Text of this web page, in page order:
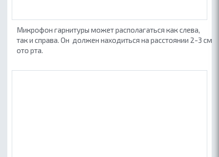
Микрофон гарнитуры может располагаться как слева,
так и справа. Он должен находиться на расстоянии 2-3 см
ото рта.